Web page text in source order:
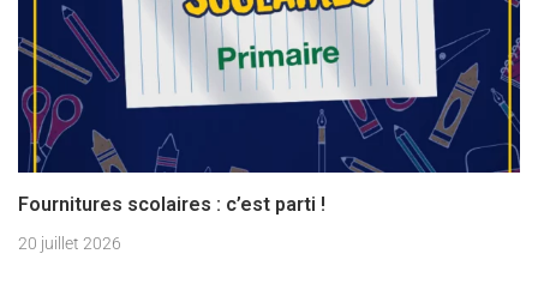
Fournitures scolaires : c’est parti !
20 juillet 2026